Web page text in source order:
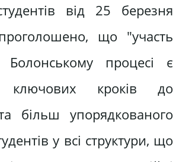
від 25 березня
що "участь
Болонському процесі є
кроків до
більш упорядкованого
у всі структури, що